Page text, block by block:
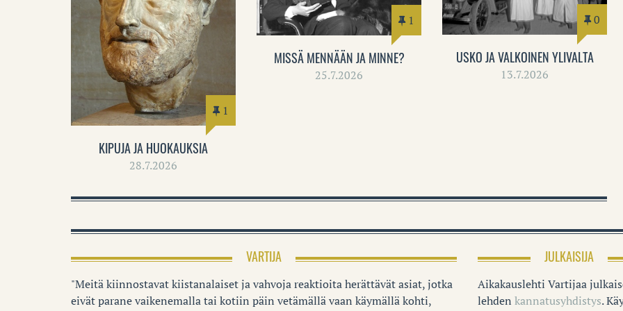
1
KIPUJA JA HUOKAUKSIA
28.7.2026
1
MISSÄ MENNÄÄN JA MINNE?
25.7.2026
0
USKO JA VALKOINEN YLIVALTA
13.7.2026
VARTIJA
"Meitä kiinnostavat kiistanalaiset ja vahvoja reaktioita herättävät asiat, jotka
eivät parane vaikenemalla tai kotiin päin vetämällä vaan käymällä kohti,
JULKAISIJA
Aikakauslehti Vartijaa
lehden kannatusyhdistys.